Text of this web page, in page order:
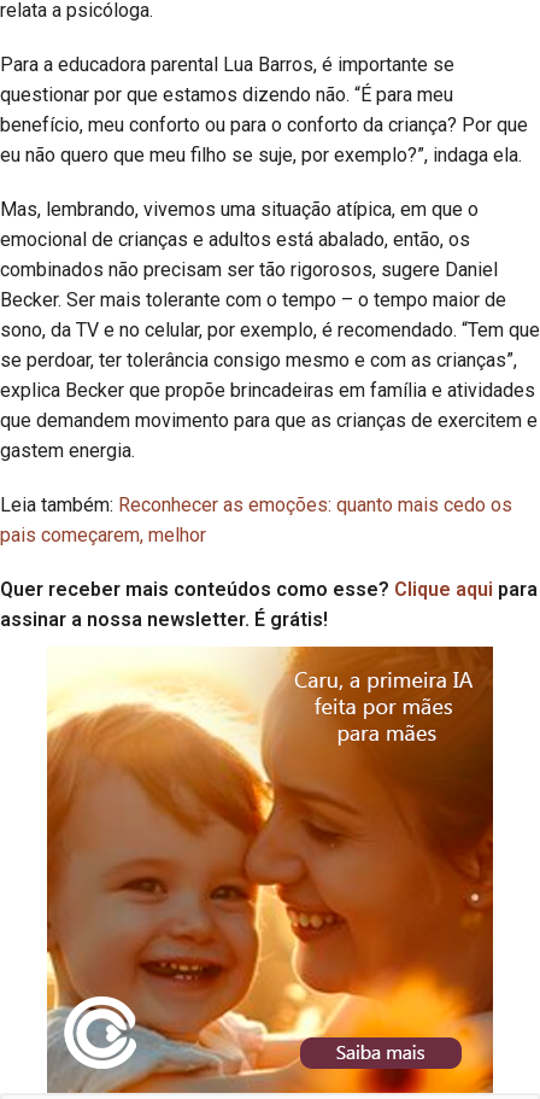
relata a psicóloga.
Para a educadora parental Lua Barros, é importante se
questionar por que estamos dizendo não. “É para meu
benefício, meu conforto ou para o conforto da criança? Por que
eu não quero que meu filho se suje, por exemplo?”, indaga ela.
Mas, lembrando, vivemos uma situação atípica, em que o
emocional de crianças e adultos está abalado, então, os
combinados não precisam ser tão rigorosos, sugere Daniel
Becker. Ser mais tolerante com o tempo – o tempo maior de
sono, da TV e no celular, por exemplo, é recomendado. “Tem que
se perdoar, ter tolerância consigo mesmo e com as crianças”,
explica Becker que propõe brincadeiras em família e atividades
que demandem movimento para que as crianças de exercitem e
gastem energia.
Leia também: Reconhecer as emoções: quanto mais cedo os
pais começarem, melhor
Quer receber mais conteúdos como esse? Clique aqui para
assinar a nossa newsletter. É grátis!